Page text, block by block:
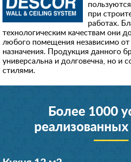
при
работах.
технологическим качествам они
любого помещения независимо
назначения. Продукция данного
универсальна и долговечна, но и
стилями.
Более 1000